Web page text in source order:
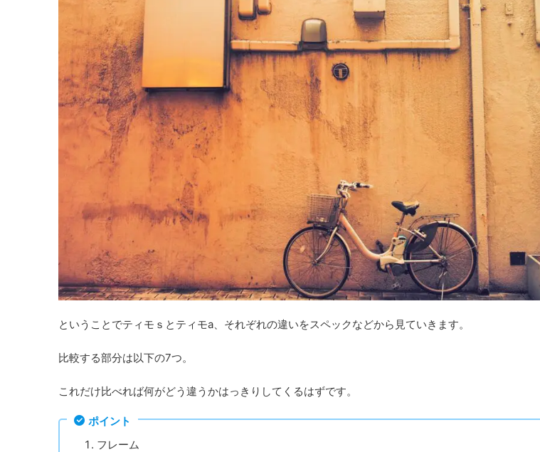
ということでティモｓとティモa、それぞれの違いをスペックなどから見ていきます。
比較する部分は以下の7つ。
これだけ比べれば何がどう違うかはっきりしてくるはずです。
ポイント
フレーム